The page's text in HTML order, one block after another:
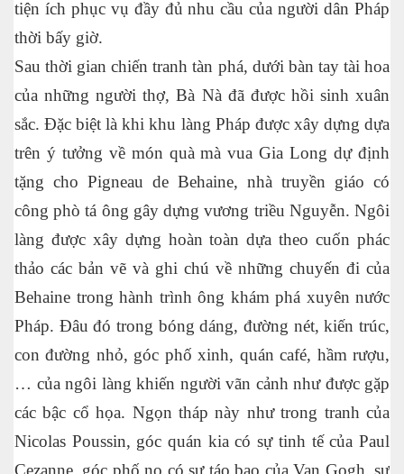
tiện ích phục vụ đầy đủ nhu cầu của người dân Pháp
thời bấy giờ.
Sau thời gian chiến tranh tàn phá, dưới bàn tay tài hoa
của những người thợ, Bà Nà đã được hồi sinh xuân
sắc. Đặc biệt là khi khu làng Pháp được xây dựng dựa
trên ý tưởng về món quà mà vua Gia Long dự định
tặng cho Pigneau de Behaine, nhà truyền giáo có
công phò tá ông gây dựng vương triều Nguyễn. Ngôi
làng được xây dựng hoàn toàn dựa theo cuốn phác
thảo các bản vẽ và ghi chú về những chuyến đi của
Behaine trong hành trình ông khám phá xuyên nước
Pháp. Đâu đó trong bóng dáng, đường nét, kiến trúc,
con đường nhỏ, góc phố xinh, quán café, hầm rượu,
… của ngôi làng khiến người vãn cảnh như được gặp
các bậc cổ họa. Ngọn tháp này như trong tranh của
Nicolas Poussin, góc quán kia có sự tinh tế của Paul